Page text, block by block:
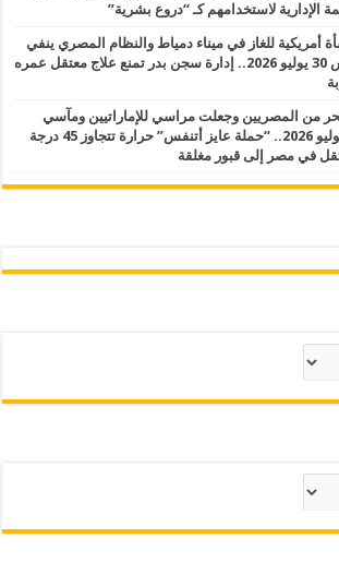
الإدارية لاستخدامهم كـ “دروع بشرية”
للغاز في ميناء دمياط والنظام المصري ينفي
ثم يقر ويعترف.. الخميس 30 يوليو 2026.. إدارة سجن بدر تمنع علاج معتقل عمره
من المصريين وجعلت مراسي للإماراتيين ومآسي
للمصريين.. الأربعاء 29 يوليو 2026.. “حملة عايز أتنفس” حرارة تتجاوز 45 درجة